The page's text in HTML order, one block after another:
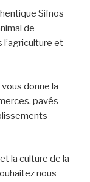
Sifnos
de
et
donne la
pavés
la culture de la
nous